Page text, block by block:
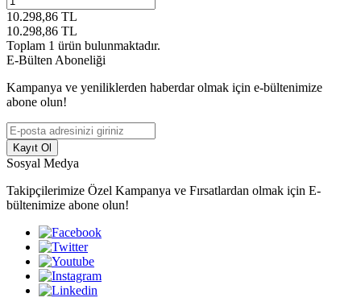
10.298,86 TL
10.298,86 TL
Toplam 1 ürün bulunmaktadır.
E-Bülten Aboneliği
Kampanya ve yeniliklerden haberdar olmak için e-bültenimize
abone olun!
Kayıt Ol
Sosyal Medya
Takipçilerimize Özel Kampanya ve Fırsatlardan olmak için E-
bültenimize abone olun!